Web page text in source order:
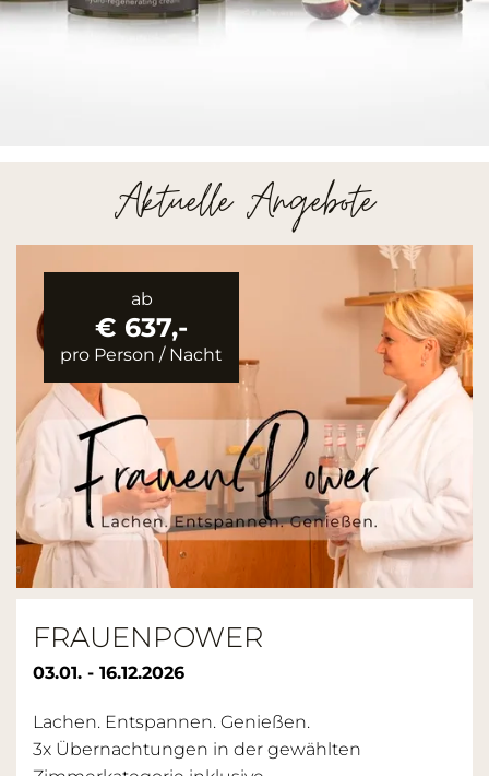
Aktuelle Angebote
FRAUENPOWER
03.01. - 16.12.2026
Lachen. Entspannen. Genießen.
3x Übernachtungen in der gewählten
ab
€ 637,-
pro Person / Nacht